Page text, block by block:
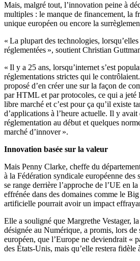
Mais, malgré tout, l’innovation peine à
multiples : le manque de financement, la
unique européen ou encore la
« La plupart des technologies,
réglementées », soutient Christian
« Il y a 25 ans, lorsqu’internet s’est
réglementations strictes qui le
proposé d’en créer une sur la façon de
par HTML et par protocoles, ce qui a jeté
libre marché et c’est pour ça qu’il existe
d’applications à l’heure actuelle. Il y avait
réglementation au début et quelques
marché d’innover ».
Innovation basée sur la valeur
Mais Penny Clarke, cheffe du
à la Fédération syndicale européenne des
se range derrière l’approche de l’UE en
effrénée dans des domaines comme le
artificielle pourrait avoir un impact
Elle a souligné que Margrethe Vestager,
désignée au Numérique, a promis, lors
européen, que l’Europe ne deviendrait «
des États-Unis, mais qu’elle restera fidèle